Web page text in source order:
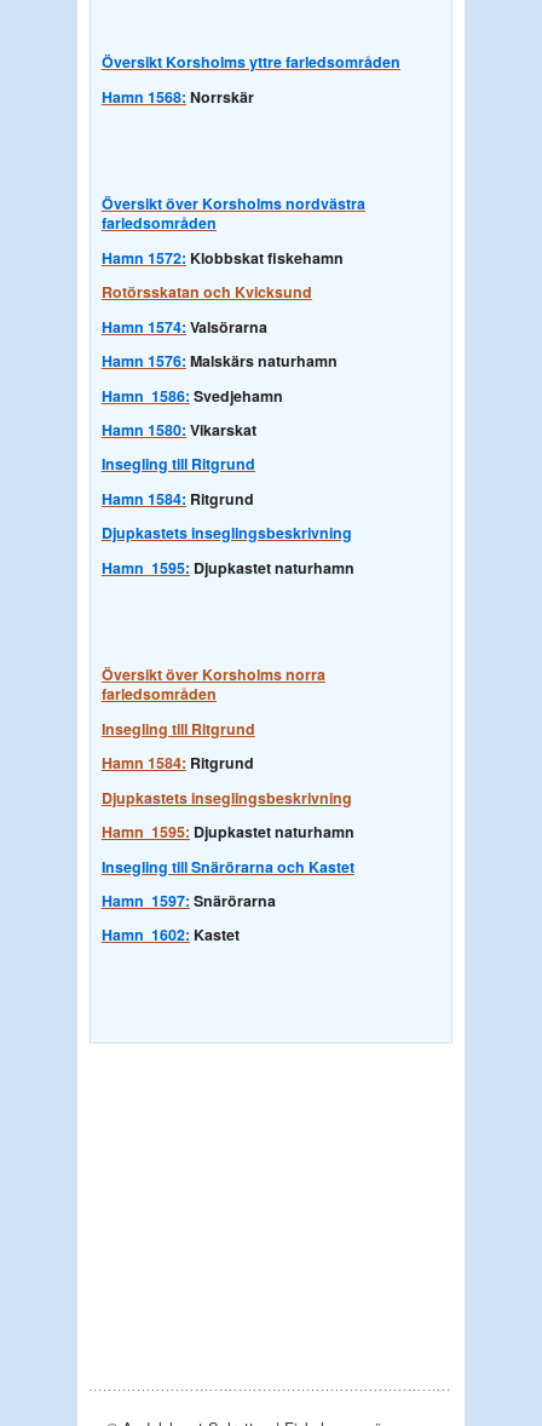
Översikt Korsholms yttre farledsområden
Hamn 1568: Norrskär
Översikt över Korsholms nordvästra
farledsområden
Hamn 1572: Klobbskat fiskehamn
Rotörsskatan och Kvicksund
Hamn 1574: Valsörarna
Hamn 1576: Malskärs naturhamn
Hamn 1586: Svedjehamn
Hamn 1580: Vikarskat
Insegling till Ritgrund
Hamn 1584: Ritgrund
Djupkastets inseglingsbeskrivning
Hamn 1595: Djupkastet naturhamn
Översikt över Korsholms norra
farledsområden
Insegling till Ritgrund
Hamn 1584: Ritgrund
Djupkastets inseglingsbeskrivning
Hamn 1595: Djupkastet naturhamn
Insegling till Snärörarna och Kastet
Hamn 1597: Snärörarna
Hamn 1602: Kastet